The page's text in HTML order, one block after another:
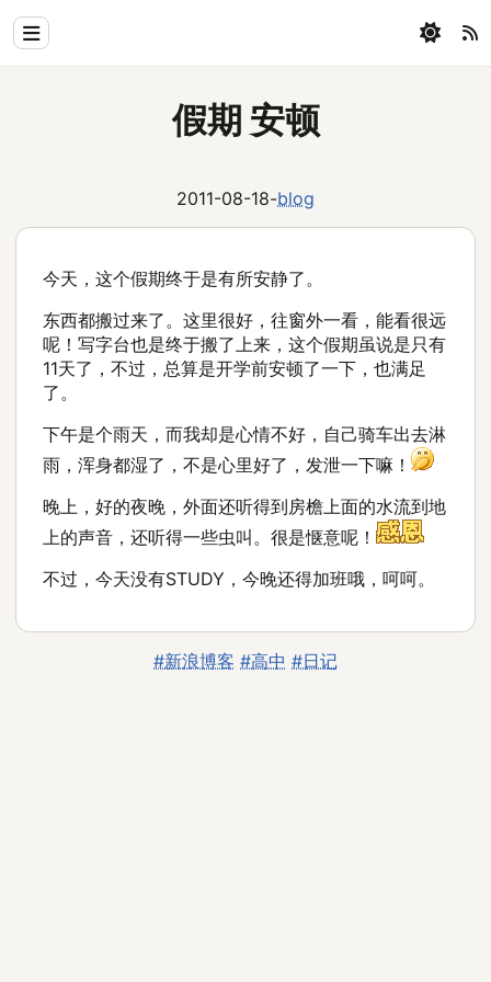
Coding
All
假期 安顿
2011-08-18-blog
今天，这个假期终于是有所安静了。
东西都搬过来了。这里很好，往窗外一看，能看很远
呢！写字台也是终于搬了上来，这个假期虽说是只有
11天了，不过，总算是开学前安顿了一下，也满足
了。
下午是个雨天，而我却是心情不好，自己骑车出去淋
雨，浑身都湿了，不是心里好了，发泄一下嘛！
晚上，好的夜晚，外面还听得到房檐上面的水流到地
上的声音，还听得一些虫叫。很是惬意呢！
不过，今天没有STUDY，今晚还得加班哦，呵呵。
#新浪博客 #高中 #日记